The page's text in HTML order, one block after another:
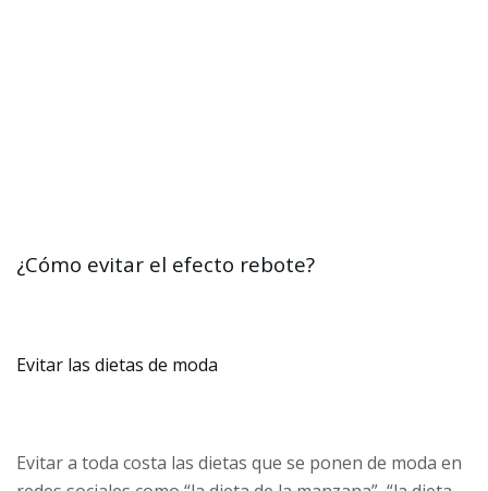
¿Cómo evitar el efecto rebote?
Evitar las dietas de moda
Evitar a toda costa las dietas que se ponen de moda en